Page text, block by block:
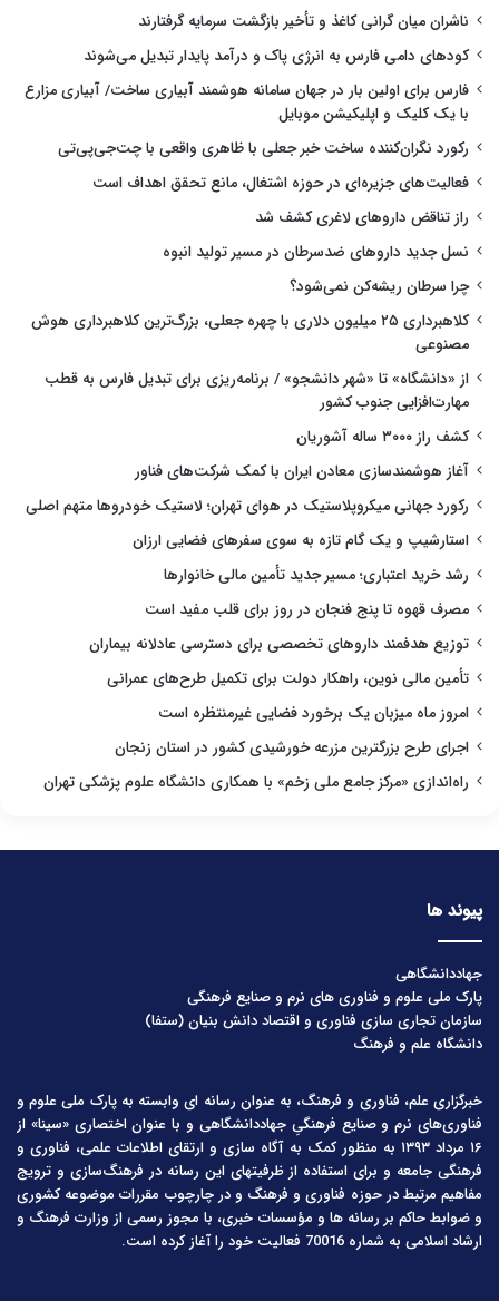
ناشران میان گرانی کاغذ و تأخیر بازگشت سرمایه گرفتارند
کودهای دامی فارس به انرژی پاک و درآمد پایدار تبدیل می‌شوند
فارس برای اولین بار در جهان سامانه هوشمند آبیاری ساخت/ آبیاری مزارع
با یک کلیک و اپلیکیشن موبایل
رکورد نگران‌کننده ساخت خبر جعلی با ظاهری واقعی با چت‌جی‌پی‌تی
فعالیت‌های جزیره‌ای در حوزه اشتغال، مانع تحقق اهداف است
راز تناقض داروهای لاغری کشف شد
نسل جدید داروهای ضدسرطان در مسیر تولید انبوه
چرا سرطان ریشه‌کن نمی‌شود؟
کلاهبرداری ۲۵ میلیون دلاری با چهره جعلی، بزرگ‌ترین کلاهبرداری هوش
مصنوعی
از «دانشگاه» تا «شهر دانشجو» / برنامه‌ریزی برای تبدیل فارس به قطب
مهارت‌افزایی جنوب کشور
کشف راز ۳۰۰۰ ساله آشوریان
آغاز هوشمندسازی معادن ایران با کمک شرکت‌های فناور
رکورد جهانی میکروپلاستیک در هوای تهران؛ لاستیک خودروها متهم اصلی
استارشیپ و یک گام تازه به سوی سفرهای فضایی ارزان
رشد خرید اعتباری؛ مسیر جدید تأمین مالی خانوارها
مصرف قهوه تا پنج فنجان در روز برای قلب مفید است
توزیع هدفمند داروهای تخصصی برای دسترسی عادلانه بیماران
تأمین مالی نوین، راهکار دولت برای تکمیل طرح‌های عمرانی
امروز ماه میزبان یک برخورد فضایی غیرمنتظره است
اجرای طرح بزرگترین مزرعه خورشیدی کشور در استان زنجان
راه‌اندازی «مرکز جامع ملی زخم» با همکاری دانشگاه علوم پزشکی تهران
پیوند ها
جهاددانشگاهی
پارک ملی علوم و فناوری های نرم و صنایع فرهنگی
سازمان تجاری سازی فناوری و اقتصاد دانش بنیان (ستفا)
دانشگاه علم و فرهنگ
خبرگزاری علم، فناوری و فرهنگ، به عنوان رسانه ای وابسته به پارک ملی علوم و
فناوری‌های نرم و صنایع فرهنگیِ جهاددانشگاهی و با عنوان اختصاری «سینا» از
۱۶ مرداد ۱۳۹۳ به منظور کمک به آگاه سازی و ارتقای اطلاعات علمی، فناوری و
فرهنگی جامعه و برای استفاده از ظرفیتهای این رسانه در فرهنگ‌سازی و ترویج
مفاهیم مرتبط در حوزه فناوری و فرهنگ و در چارچوب مقررات موضوعه کشوری
و ضوابط حاکم بر رسانه ها و مؤسسات خبری، با مجوز رسمی از وزارت فرهنگ و
ارشاد اسلامی به شماره 70016 فعالیت خود را آغاز کرده است.